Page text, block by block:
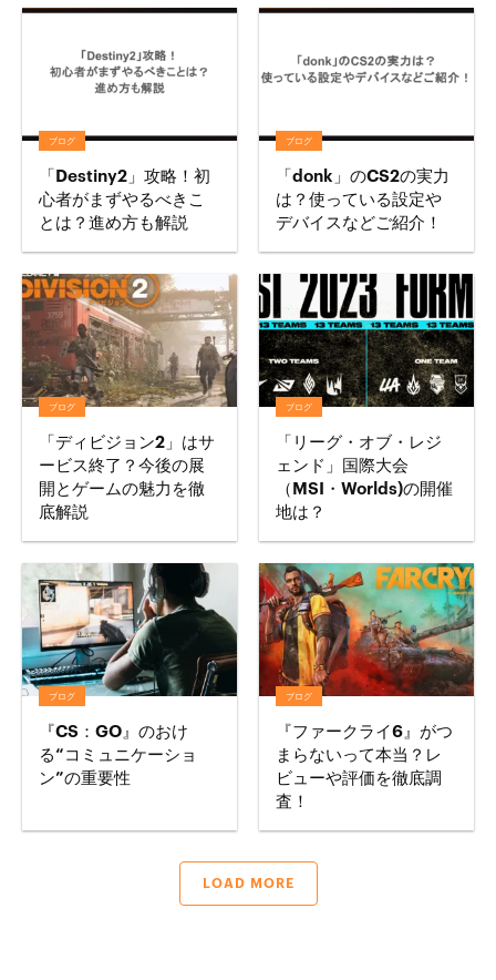
ブログ
「Destiny2」攻略！初
心者がまずやるべきこ
とは？進め方も解説
ブログ
「donk」のCS2の実力
は？使っている設定や
デバイスなどご紹介！
ブログ
「ディビジョン2」はサ
ービス終了？今後の展
開とゲームの魅力を徹
底解説
ブログ
「リーグ・オブ・レジ
ェンド」国際大会
（MSI・Worlds)の開催
地は？
ブログ
『CS：GO』のおけ
る“コミュニケーショ
ン”の重要性
ブログ
『ファークライ6』がつ
まらないって本当？レ
ビューや評価を徹底調
査！
LOAD MORE